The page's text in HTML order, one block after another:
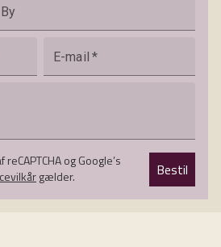
By
E-mail *
og Google’s
gælder. Bestil